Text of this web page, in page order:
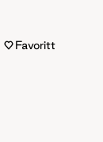
Favoritt